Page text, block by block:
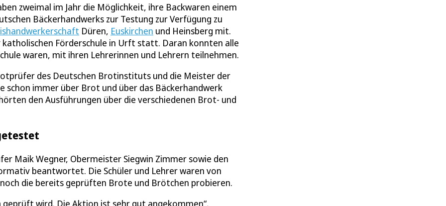
zweimal im Jahr die Möglichkeit, ihre Backwaren einem
Bäckerhandwerks zur Testung zur Verfügung zu
Düren, Euskirchen und Heinsberg mit.
Förderschule in Urft statt. Daran konnten alle
waren, mit ihren Lehrerinnen und Lehrern teilnehmen.
des Deutschen Brotinstituts und die Meister der
schon immer über Brot und über das Bäckerhandwerk
den Ausführungen über die verschiedenen Brot- und
Maik Wegner, Obermeister Siegwin Zimmer sowie den
beantwortet. Die Schüler und Lehrer waren von
die bereits geprüften Brote und Brötchen probieren.
wird. Die Aktion ist sehr gut angekommen“,